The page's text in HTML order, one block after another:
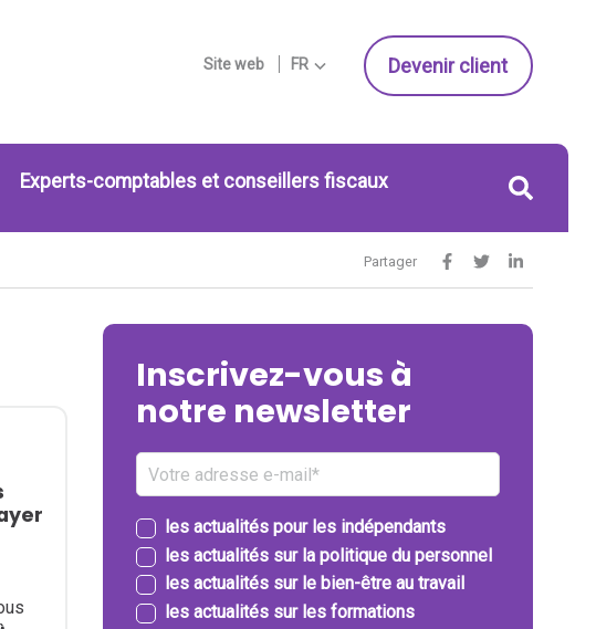
Site web FR Devenir client
Experts-comptables et conseillers fiscaux
Partager
Inscrivez-vous à
notre newsletter
les actualités pour les indépendants
les actualités sur la politique du personnel
les actualités sur le bien-être au travail
les actualités sur les formations